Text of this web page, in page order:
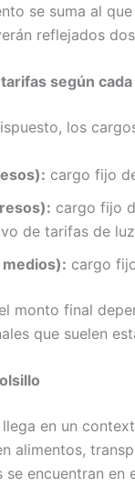
se suma al
reflejados
según
los
cargo fijo
cargo fijo
de tarifas de
cargo
monto final
que suelen
en un
alimentos,
encuentran